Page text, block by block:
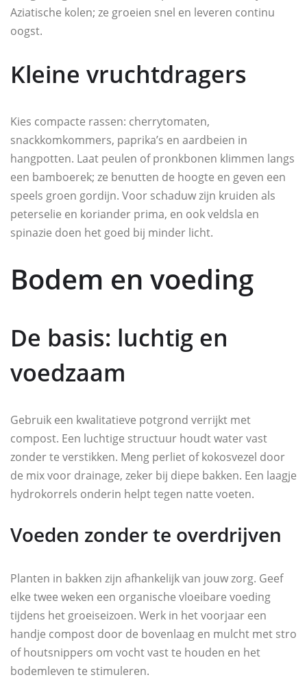
Aziatische kolen; ze groeien snel en leveren continu
oogst.
Kleine vruchtdragers
Kies compacte rassen: cherrytomaten,
snackkomkommers, paprika’s en aardbeien in
hangpotten. Laat peulen of pronkbonen klimmen langs
een bamboerek; ze benutten de hoogte en geven een
speels groen gordijn. Voor schaduw zijn kruiden als
peterselie en koriander prima, en ook veldsla en
spinazie doen het goed bij minder licht.
Bodem en voeding
De basis: luchtig en
voedzaam
Gebruik een kwalitatieve potgrond verrijkt met
compost. Een luchtige structuur houdt water vast
zonder te verstikken. Meng perliet of kokosvezel door
de mix voor drainage, zeker bij diepe bakken. Een laagje
hydrokorrels onderin helpt tegen natte voeten.
Voeden zonder te overdrijven
Planten in bakken zijn afhankelijk van jouw zorg. Geef
elke twee weken een organische vloeibare voeding
tijdens het groeiseizoen. Werk in het voorjaar een
handje compost door de bovenlaag en mulcht met stro
of houtsnippers om vocht vast te houden en het
bodemleven te stimuleren.